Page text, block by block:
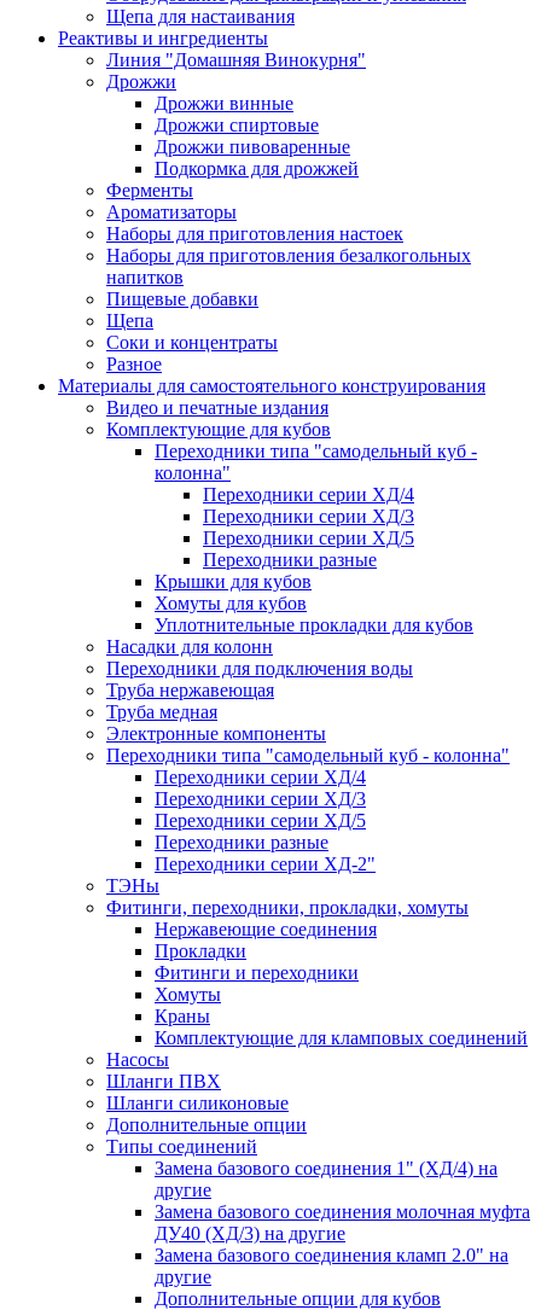
Щепа для настаивания
Реактивы и ингредиенты
Линия "Домашняя Винокурня"
Дрожжи
Дрожжи винные
Дрожжи спиртовые
Дрожжи пивоваренные
Подкормка для дрожжей
Ферменты
Ароматизаторы
Наборы для приготовления настоек
Наборы для приготовления безалкогольных
напитков
Пищевые добавки
Щепа
Соки и концентраты
Разное
Материалы для самостоятельного конструирования
Видео и печатные издания
Комплектующие для кубов
Переходники типа "самодельный куб -
колонна"
Переходники серии ХД/4
Переходники серии ХД/3
Переходники серии ХД/5
Переходники разные
Крышки для кубов
Хомуты для кубов
Уплотнительные прокладки для кубов
Насадки для колонн
Переходники для подключения воды
Труба нержавеющая
Труба медная
Электронные компоненты
Переходники типа "самодельный куб - колонна"
Переходники серии ХД/4
Переходники серии ХД/3
Переходники серии ХД/5
Переходники разные
Переходники серии ХД-2"
ТЭНы
Фитинги, переходники, прокладки, хомуты
Нержавеющие соединения
Прокладки
Фитинги и переходники
Хомуты
Краны
Комплектующие для кламповых соединений
Насосы
Шланги ПВХ
Шланги силиконовые
Дополнительные опции
Типы соединений
Замена базового соединения 1" (ХД/4) на
другие
Замена базового соединения молочная муфта
ДУ40 (ХД/3) на другие
Замена базового соединения кламп 2.0" на
другие
Дополнительные опции для кубов